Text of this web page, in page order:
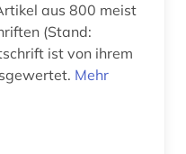
aus 800 meist
(Stand:
ist von ihrem
Mehr